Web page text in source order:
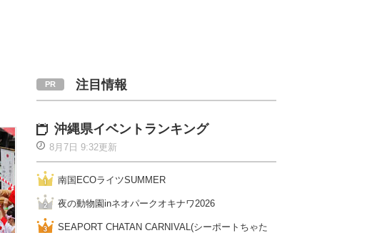
注目情報
沖縄県イベントランキング
8月7日 9:32更新
南国ECOライツSUMMER
夜の動物園inネオパークオキナワ2026
SEAPORT CHATAN CARNIVAL(シーポートちゃた